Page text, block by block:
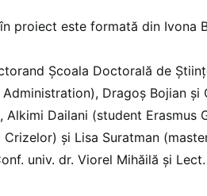
proiect este formată din Ivona
Școala Doctorală de
Dragoș Bojian și
Alkimi Dailani (student Erasmus
și Lisa Suratman
univ. dr. Viorel Mihăilă și